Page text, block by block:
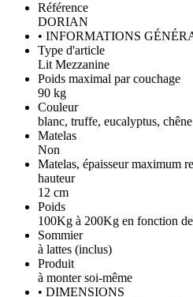
Référence
DORIAN
• INFORMATIONS
Type d'article
Lit Mezzanine
Poids maximal par couchage
90 kg
Couleur
blanc, truffe, eucalyptus,
Matelas
Non
Matelas, épaisseur maximum
hauteur
12 cm
Poids
100Kg à 200Kg en fonction
Sommier
à lattes (inclus)
Produit
à monter soi-même
• DIMENSIONS